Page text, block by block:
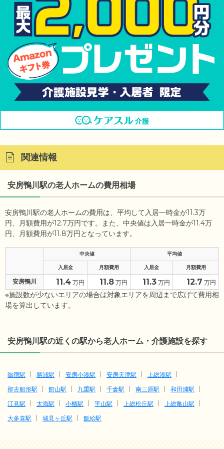
関連情報
安房鴨川駅の老人ホームの費用相場
安房鴨川駅の老人ホームの費用は、平均して入居一時金が11.3万
円、月額費用が12.7万円です。また、中央値は入居一時金が11.4万
円、月額費用が11.8万円となっています。
中央値 平均値
入居金 月額費用 入居金 月額費用
安房鴨川 11.4 万円 11.8 万円 11.3 万円 12.7 万円
※施設数が少ないエリアの場合は対象エリアを周辺まで広げて費用相
場を算出しています。
安房鴨川駅の近くの駅から老人ホーム・介護施設を探す
御宿駅 勝浦駅 安房小湊駅 安房天津駅
上総湊駅
那古船形駅
館山駅 九重駅 千倉駅 南三原駅
和田浦駅
江見駅
太海駅 小櫃駅 平山駅 上総松丘駅
上総亀山駅
大多喜駅
城見ヶ丘駅 飯給駅